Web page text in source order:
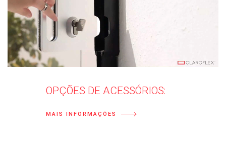
OPÇÕES DE ACESSÓRIOS:
MAIS INFORMAÇÕES